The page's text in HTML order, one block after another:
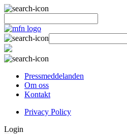
Pressmeddelanden
Om oss
Kontakt
Privacy Policy
Login